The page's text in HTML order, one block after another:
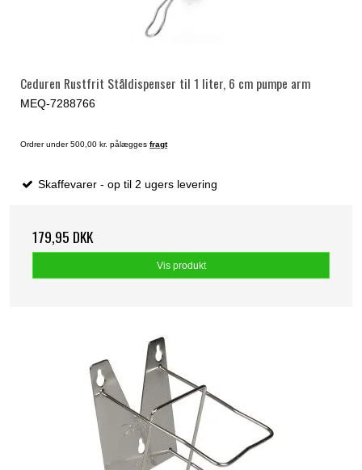
Ceduren Rustfrit Ståldispenser til 1 liter, 6 cm pumpe arm
MEQ-7288766
Ordrer under 500,00 kr. pålægges fragt
Skaffevarer - op til 2 ugers levering
179,95 DKK
Vis produkt